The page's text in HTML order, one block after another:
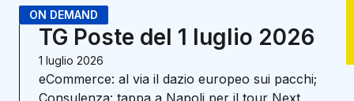
ON DEMAND
TG Poste del 1 luglio 2026
1 luglio 2026
eCommerce: al via il dazio europeo sui pacchi;
Consulenza: tappa a Napoli per il tour Next